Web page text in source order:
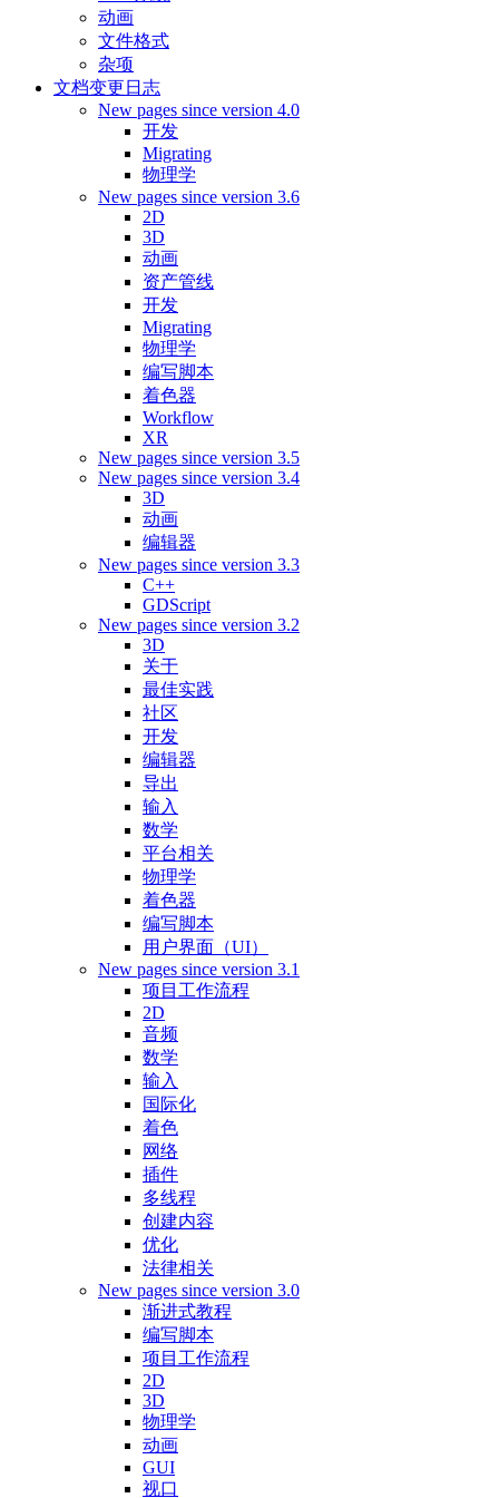
动画
文件格式
杂项
文档变更日志
New pages since version 4.0
开发
Migrating
物理学
New pages since version 3.6
2D
3D
动画
资产管线
开发
Migrating
物理学
编写脚本
着色器
Workflow
XR
New pages since version 3.5
New pages since version 3.4
3D
动画
编辑器
New pages since version 3.3
C++
GDScript
New pages since version 3.2
3D
关于
最佳实践
社区
开发
编辑器
导出
输入
数学
平台相关
物理学
着色器
编写脚本
用户界面（UI）
New pages since version 3.1
项目工作流程
2D
音频
数学
输入
国际化
着色
网络
插件
多线程
创建内容
优化
法律相关
New pages since version 3.0
渐进式教程
编写脚本
项目工作流程
2D
3D
物理学
动画
GUI
视口